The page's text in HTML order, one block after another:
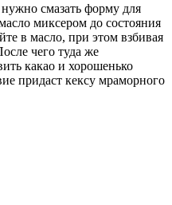
нужно смазать форму для
миксером до состояния
в масло, при этом взбивая
чего туда же
какао и хорошенько
придаст кексу мраморного